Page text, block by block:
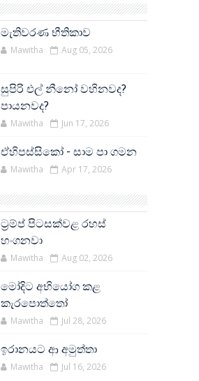
මැතිවරණ භීතිකාව
Mawitha Aug 05, 2026
සුපිරි එල් නීනෝ වහිනවද?
පායනවද?
Mawitha Jun 17, 2026
ඒහිපස්සිකෝ - සාම පා ගමන
Mawitha Apr 17, 2026
ට්‍රම්ප් පිටසක්වළ රහස්
හංගනවා
Mawitha Aug 02, 2026
මෝදිට අභියෝග කළ
කැරපොත්තෝ
Mawitha Jul 28, 2026
ඉරානයට ආ අමුත්තා
Mawitha Jul 16, 2026